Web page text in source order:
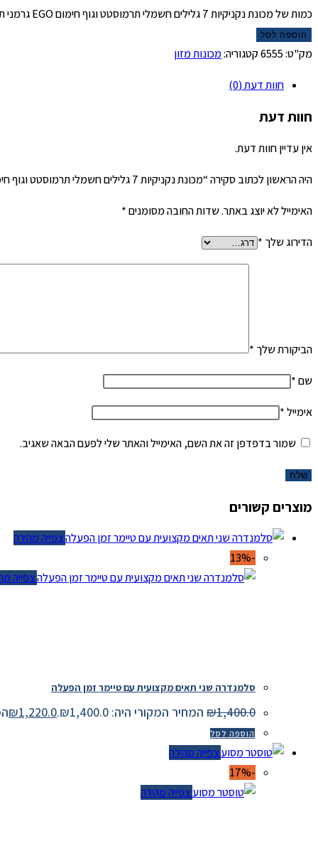
כמות של מכונת נקניקיות 7 גלילים חשמלי תרמוסטט וגוף חימום EGO גרמני תעשייתי
הוספה לסל
מק"ט:6555קטגוריה:מכונות מזון
חוות דעת (0)
חוות דעת
אין עדיין חוות דעת.
היה הראשון לכתוב סקירה “מכונת נקניקיות 7 גלילים חשמלי תרמוסטט וגוף חימום EGO גרמני תעשייתי”
האימייל לא יוצג באתר.שדות החובה מסומנים*
הדירוג שלך*
הביקורת שלך*
שם*
אימייל*
שמור בדפדפן זה את השם, האימייל והאתר שלי לפעם הבאה שאגיב.
מוצרים קשורים
צפייה מהירה
צפייה
סלמנדרה שני תאים מקצועית עם טיימר זמן הפעלה
₪1,400.0 המחיר המקורי היה: ₪1,400.0. ₪1,220.0
הוספה לסל
צפייה מהירה
צפייה מהירה